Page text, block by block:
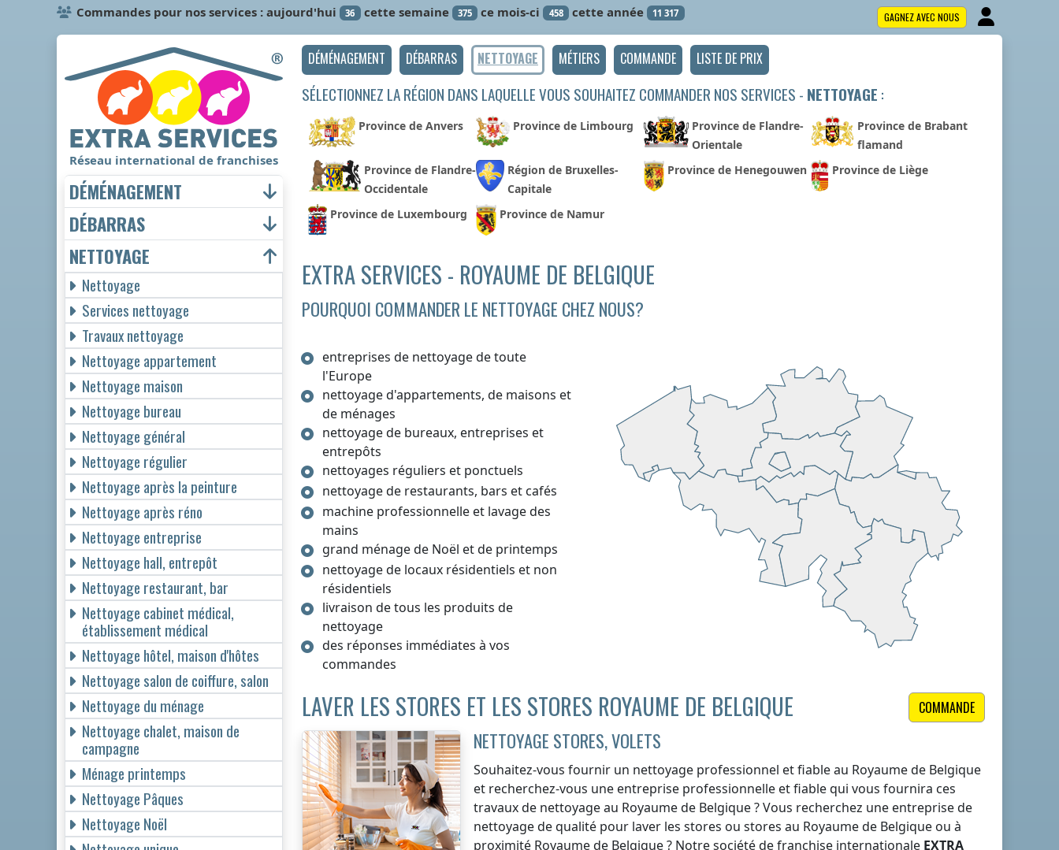
Commandes pour nos services : aujourd'hui 36 cette semaine 375 ce mois-ci 458 cette année 11 317 GAGNEZ AVEC NOUS
DÉMÉNAGEMENT DÉBARRAS NETTOYAGE MÉTIERS COMMANDE LISTE DE PRIX
SÉLECTIONNEZ LA RÉGION DANS LAQUELLE VOUS SOUHAITEZ COMMANDER NOS SERVICES - NETTOYAGE :
Province de Anvers Province de Limbourg
Province de Flandre-
Orientale
Province de Brabant
flamand
Province de Flandre-
Occidentale
Région de Bruxelles-
Capitale
Province de Henegouwen Province de Liège
Province de Luxembourg Province de Namur
EXTRA SERVICES - ROYAUME DE BELGIQUE
POURQUOI COMMANDER LE NETTOYAGE CHEZ NOUS?
entreprises de nettoyage de toute
l'Europe
nettoyage d'appartements, de maisons et
de ménages
nettoyage de bureaux, entreprises et
entrepôts
nettoyages réguliers et ponctuels
nettoyage de restaurants, bars et cafés
machine professionnelle et lavage des
mains
grand ménage de Noël et de printemps
nettoyage de locaux résidentiels et non
résidentiels
livraison de tous les produits de
nettoyage
des réponses immédiates à vos
commandes
COMMANDE
LAVER LES STORES ET LES STORES ROYAUME DE BELGIQUE
NETTOYAGE STORES, VOLETS
Souhaitez-vous fournir un nettoyage professionnel et fiableau Royaume de Belgique
et recherchez-vous une entreprise professionnelle et fiable qui vous fournira ces
travaux de nettoyageau Royaume de Belgique? Vous recherchez une entreprise de
nettoyage de qualité pour laver les stores ou stores au Royaume de Belgique ou à
proximité Royaume de Belgique? Notre société de franchise internationale EXTRA
Réseau international de franchises
DÉMÉNAGEMENT
DÉBARRAS
NETTOYAGE
Nettoyage
Services nettoyage
Travaux nettoyage
Nettoyage appartement
Nettoyage maison
Nettoyage bureau
Nettoyage général
Nettoyage régulier
Nettoyage après la peinture
Nettoyage après réno
Nettoyage entreprise
Nettoyage hall, entrepôt
Nettoyage restaurant, bar
Nettoyage cabinet médical,
établissement médical
Nettoyage hôtel, maison d'hôtes
Nettoyage salon de coiffure, salon
Nettoyage du ménage
Nettoyage chalet, maison de
campagne
Ménage printemps
Nettoyage Pâques
Nettoyage Noël